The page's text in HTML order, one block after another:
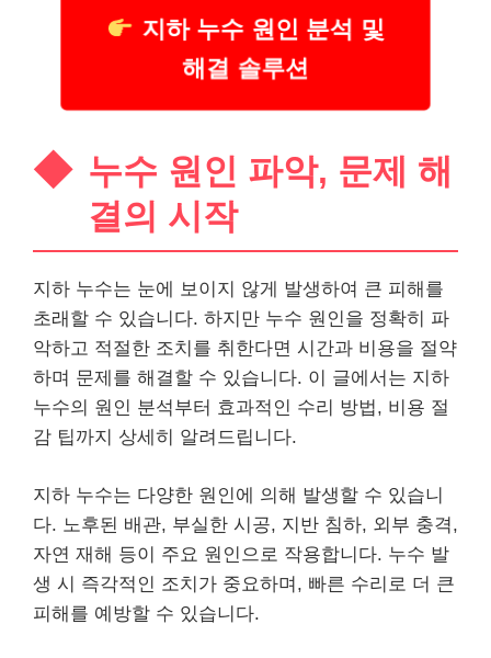
지하 누수 원인 분석 및
해결 솔루션
누수 원인 파악, 문제 해
결의 시작
지하 누수는 눈에 보이지 않게 발생하여 큰 피해를
초래할 수 있습니다. 하지만 누수 원인을 정확히 파
악하고 적절한 조치를 취한다면 시간과 비용을 절약
하며 문제를 해결할 수 있습니다. 이 글에서는 지하
누수의 원인 분석부터 효과적인 수리 방법, 비용 절
감 팁까지 상세히 알려드립니다.
지하 누수는 다양한 원인에 의해 발생할 수 있습니
다. 노후된 배관, 부실한 시공, 지반 침하, 외부 충격,
자연 재해 등이 주요 원인으로 작용합니다. 누수 발
생 시 즉각적인 조치가 중요하며, 빠른 수리로 더 큰
피해를 예방할 수 있습니다.